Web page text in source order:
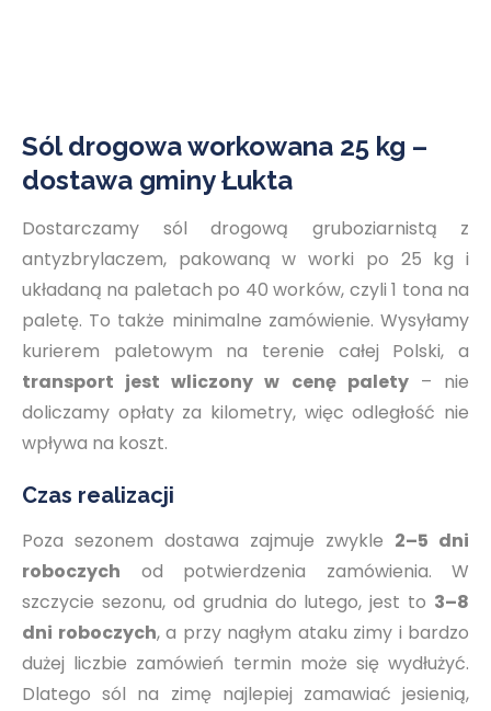
Sól drogowa workowana 25 kg –
dostawa gminy Łukta
Dostarczamy sól drogową gruboziarnistą z
antyzbrylaczem, pakowaną w worki po 25 kg i
układaną na paletach po 40 worków, czyli 1 tona na
paletę. To także minimalne zamówienie. Wysyłamy
kurierem paletowym na terenie całej Polski, a
transport jest wliczony w cenę palety– nie
doliczamy opłaty za kilometry, więc odległość nie
wpływa na koszt.
Czas realizacji
Poza sezonem dostawa zajmuje zwykle 2–5 dni
roboczych od potwierdzenia zamówienia. W
szczycie sezonu, od grudnia do lutego, jest to 3–8
dni roboczych, a przy nagłym ataku zimy i bardzo
dużej liczbie zamówień termin może się wydłużyć.
Dlatego sól na zimę najlepiej zamawiać jesienią,